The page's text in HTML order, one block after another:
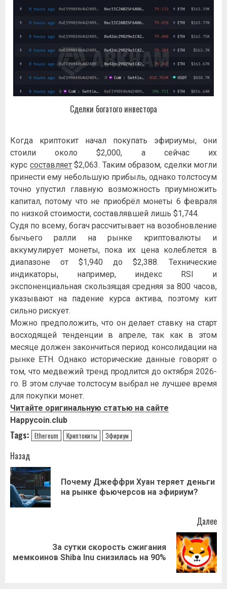
Cдeлки бoгaтoгo инвecтopa
Когда криптокит начал покупать эфириумы, они
стоили около $2,000, а сейчас их
курс составляет$2,063. Таким образом, сделки могли
принести ему небольшую прибыль, однако толстосум
точно упустил главную возможность приумножить
капитал, потому что не приобрёл монеты 6 февраля
по низкой стоимости, составлявшей лишь $1,744.
Судя по всему, богач рассчитывает на возобновление
бычьего ралли на рынке криптовалюты и
аккумулирует монеты, пока их цена колеблется в
диапазоне от $1,940 до $2,388. Технические
индикаторы, например, индекс RSI и
экспоненциальная скользящая средняя за 800 часов,
указывают на падение курса актива, поэтому кит
сильно рискует.
Можно предположить, что он делает ставку на старт
восходящей тенденции в апреле, так как в этом
месяце должен закончиться период консолидации на
рынке ETH. Однако исторические данные говорят о
том, что медвежий тренд продлится до октября 2026-
го. В этом случае толстосум выбрал не лучшее время
для покупки монет.
Читайте оригинальную статью на сайте
Happycoin.club
Tags: Ethereum Криптокиты Эфириум
Навигация
записи
Назад
Почему Джеффри Хуан теряет деньги
на рынке фьючерсов на эфириум?
Далее
запись:
За сутки скорость сжигания
мемкоинов Shiba Inu снизилась на 90%